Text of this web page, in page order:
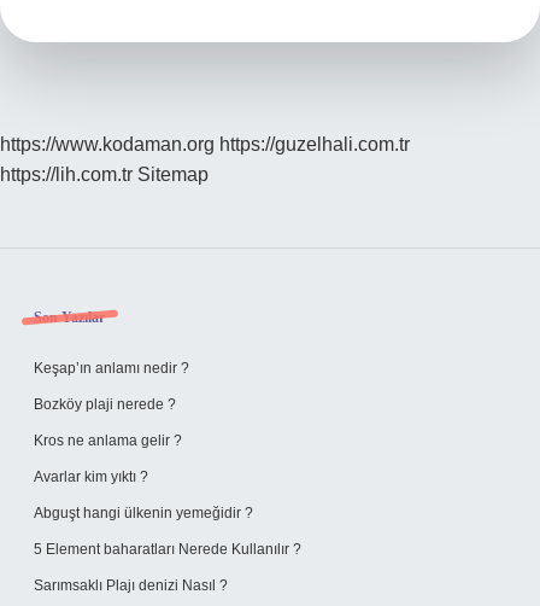
https://www.kodaman.org https://guzelhali.com.tr
https://lih.com.tr Sitemap
Sidebar
Son Yazılar
Keşap’ın anlamı nedir ?
Bozköy plaji nerede ?
Kros ne anlama gelir ?
Avarlar kim yıktı ?
Abguşt hangi ülkenin yemeğidir ?
5 Element baharatları Nerede Kullanılır ?
Sarımsaklı Plajı denizi Nasıl ?